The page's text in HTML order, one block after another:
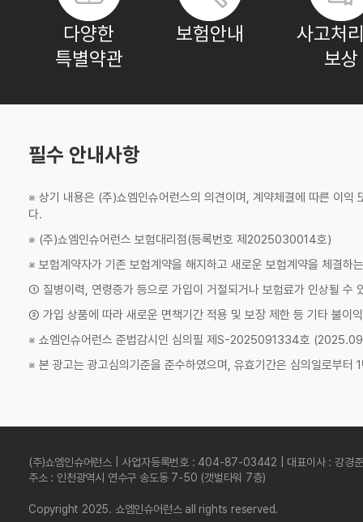
보험나이 20세
조**
조** 보험나이 80세
다양한
특별약관
보험안내
사고처
보상
필수 안내사항
※ 상기 내용은 (주)쇼엠인슈어런스의 의견이며, 계약체결에 따른 이익
다.
※ (주)쇼엠인슈어런스 보험대리점(등록번호 제2025030014호)
※ 보험계약자가 기존 보험계약을 해지하고 새로운 보험계약을 체결하
① 질병이력, 연령증가 등으로 가입이 거절되거나 보험료가 인상될 수
② 가입 상품에 따라 새로운 면책기간 적용 및 보장 제한 등 기타 불이
※ 쇼엠인슈어런스 준법감시인 심의필 제S-2025091334호
※ 본 광고는 광고심의기준을 준수하였으며, 유효기간은 심의일로부터
(주)쇼엠인슈어런스 | 사업자등록번호 : 404-87-03442 | 대표이사 : 강경준
주소 : 인천광역시 연수구 송도동 7-50 (갯벌타워 7층)
Copyright 2025. 쇼엠인슈어런스 all rights reserved.